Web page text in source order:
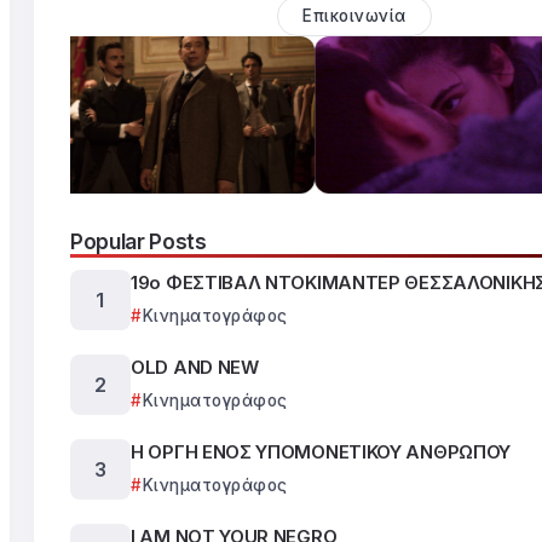
Επικοινωνία
Popular Posts
19ο ΦΕΣΤΙΒΑΛ ΝΤΟΚΙΜΑΝΤΕΡ
Κινηματογράφος
OLD AND NEW
Κινηματογράφος
Η ΟΡΓΗ ΕΝΟΣ ΥΠΟΜΟΝΕΤΙΚΟΥ ΑΝΘΡΩΠΟΥ
Κινηματογράφος
I AM NOT YOUR NEGRO